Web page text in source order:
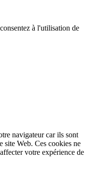
à l'utilisation de
navigateur car ils sont
site Web. Ces cookies ne
votre expérience de